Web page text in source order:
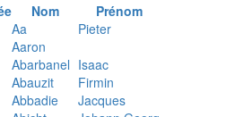
Nom
Prénom
Aa
Pieter
Aaron
Abarbanel Isaac
Abauzit
Firmin
Abbadie
Jacques